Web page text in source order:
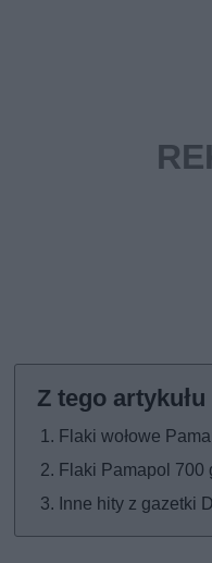
Flaki wołowe
Flaki Pamapol 700
Inne hity z gazetki